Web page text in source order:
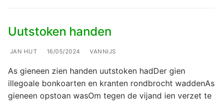
Uutstoken handen
JAN HUT 16/05/2024 VANNIJS
As gieneen zien handen uutstoken hadDer gien
illegoale bonkoarten en kranten rondbrocht waddenAs
gieneen opstoan wasOm tegen de vijand ien verzet te